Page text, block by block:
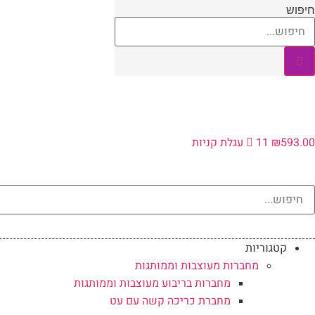
דלג
לתוכן
חיפוש
₪593.00
11 עגלת קניות
קטגוריות
מחברות מעוצבות וממותגות
מחברות בריבוע מעוצבות וממותגות
מחברת כריכה קשה עם עט